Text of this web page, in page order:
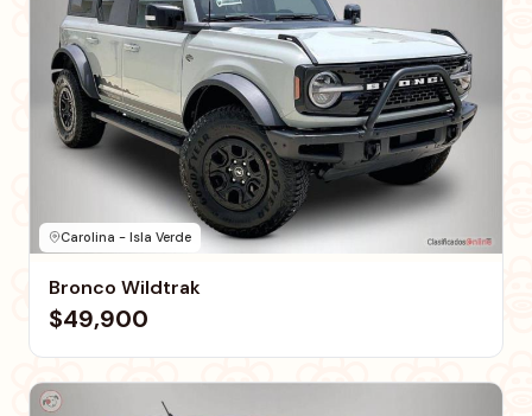
Carolina - Isla Verde
Bronco Wildtrak
$49,900